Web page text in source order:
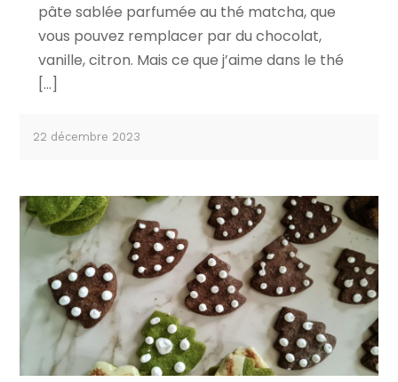
pâte sablée parfumée au thé matcha, que
vous pouvez remplacer par du chocolat,
vanille, citron. Mais ce que j’aime dans le thé
[…]
22 décembre 2023